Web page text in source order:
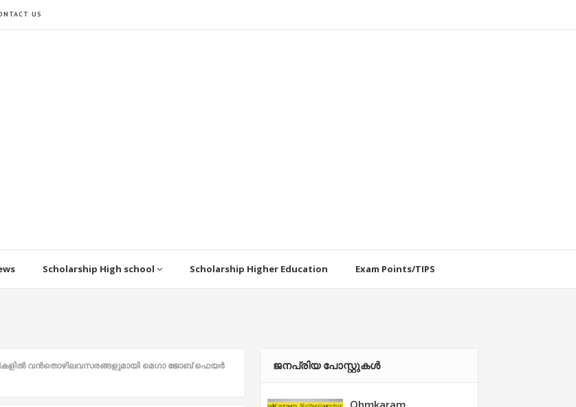
US
Scholarship High school Scholarship Higher Education Exam Points/TIPS
വൻതൊഴിലവസരങ്ങളുമായി മെഗാ ജോബ് ഫെയർ
ജനപ്രിയ പോസ്റ്റുകള്‍‌